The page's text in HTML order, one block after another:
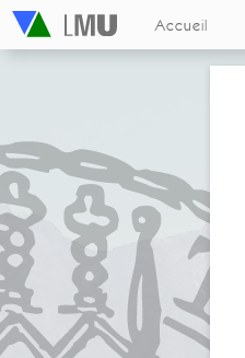
Accueil